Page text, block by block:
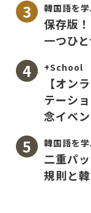
韓国語を
保存版
一つひ
+School
【オン
テーシ
念イベ
韓国語を
二重パ
規則と